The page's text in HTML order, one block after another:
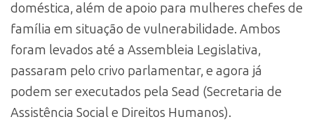
doméstica, além de apoio para mulheres chefes de
família em situação de vulnerabilidade. Ambos
foram levados até a Assembleia Legislativa,
passaram pelo crivo parlamentar, e agora já
podem ser executados pela Sead (Secretaria de
Assistência Social e Direitos Humanos).